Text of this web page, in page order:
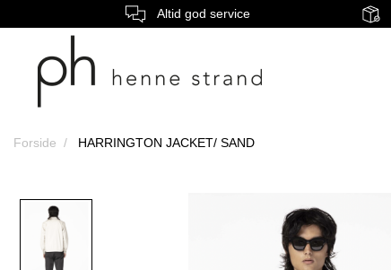
Altid god service
Forside HARRINGTON JACKET/ SAND